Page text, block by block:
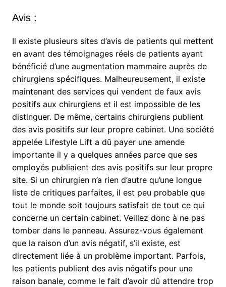
Avis :
Il existe plusieurs sites d’avis de patients qui mettent
en avant des témoignages réels de patients ayant
bénéficié d’une augmentation mammaire auprès de
chirurgiens spécifiques. Malheureusement, il existe
maintenant des services qui vendent de faux avis
positifs aux chirurgiens et il est impossible de les
distinguer. De même, certains chirurgiens publient
des avis positifs sur leur propre cabinet. Une société
appelée Lifestyle Lift a dû payer une amende
importante il y a quelques années parce que ses
employés publiaient des avis positifs sur leur propre
site. Si un chirurgien n’a rien d’autre qu’une longue
liste de critiques parfaites, il est peu probable que
tout le monde soit toujours satisfait de tout ce qui
concerne un certain cabinet. Veillez donc à ne pas
tomber dans le panneau. Assurez-vous également
que la raison d’un avis négatif, s’il existe, est
directement liée à un problème important. Parfois,
les patients publient des avis négatifs pour une
raison banale, comme le fait d’avoir dû attendre trop